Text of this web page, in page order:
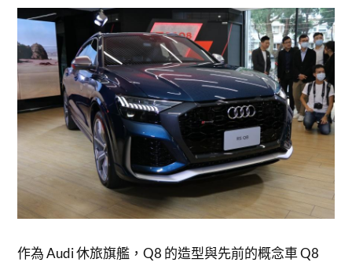
作為 Audi 休旅旗艦，Q8 的造型與先前的概念車 Q8